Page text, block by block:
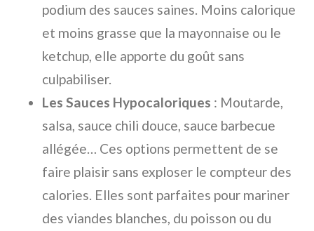
podium des sauces saines. Moins calorique
et moins grasse que la mayonnaise ou le
ketchup, elle apporte du goût sans
culpabiliser.
Les Sauces Hypocaloriques : Moutarde,
salsa, sauce chili douce, sauce barbecue
allégée… Ces options permettent de se
faire plaisir sans exploser le compteur des
calories. Elles sont parfaites pour mariner
des viandes blanches, du poisson ou du